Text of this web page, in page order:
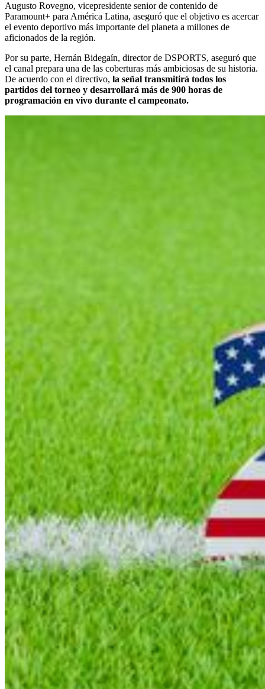
Augusto Rovegno, vicepresidente senior de contenido de
Paramount+ para América Latina, aseguró que el objetivo es acercar
el evento deportivo más importante del planeta a millones de
aficionados de la región.
Por su parte, Hernán Bidegaín, director de DSPORTS, aseguró que
el canal prepara una de las coberturas más ambiciosas de su historia.
De acuerdo con el directivo, la señal transmitirá todos los
partidos del torneo y desarrollará más de 900 horas de
programación en vivo durante el campeonato.